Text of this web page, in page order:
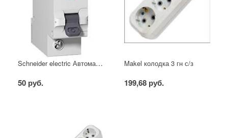
Schneider electric Автоматический выключатель 1/40А
50 руб.
Makel колодка 3 гн с/з
199,68 руб.